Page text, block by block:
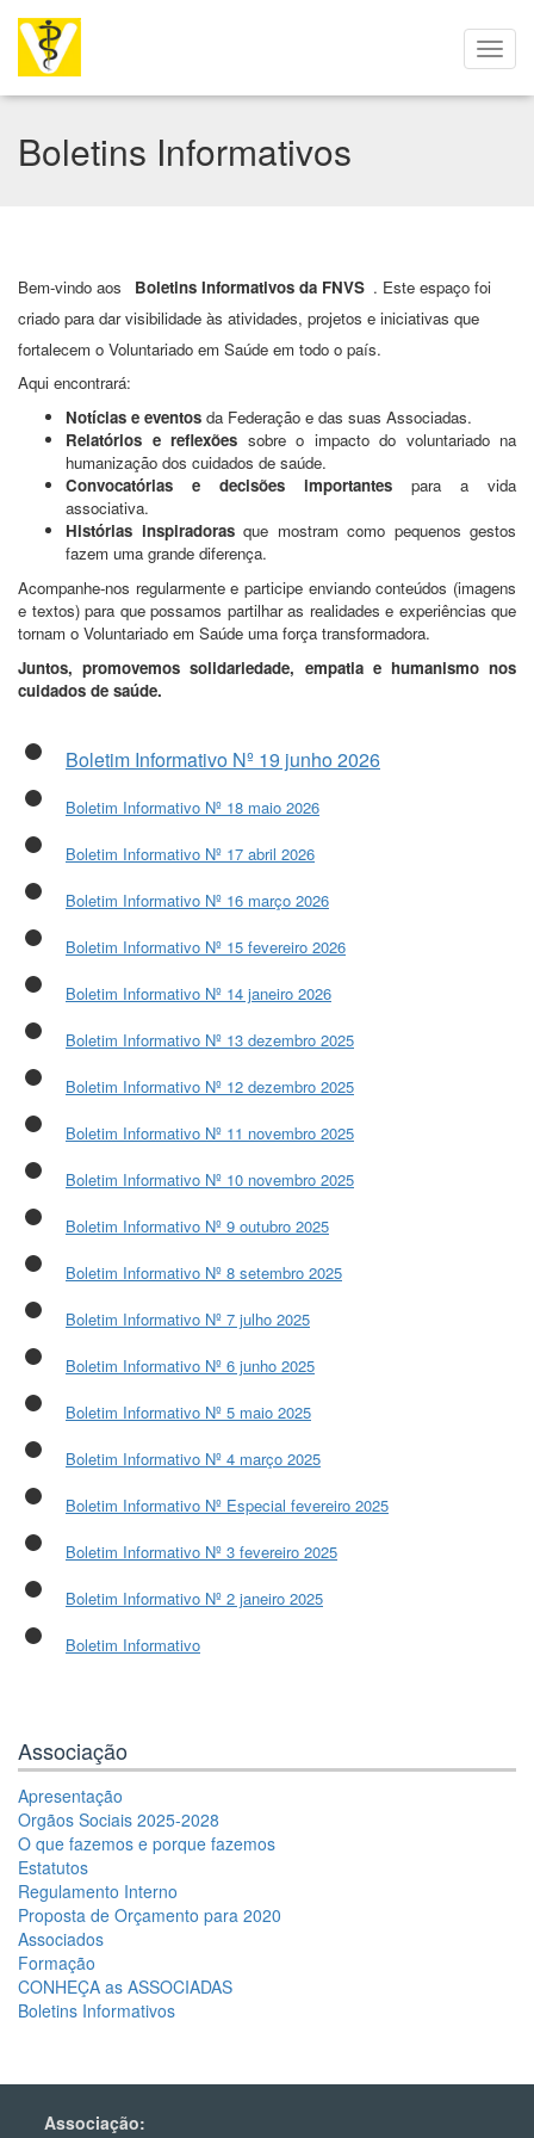
Boletins Informativos
Bem-vindo aos Boletins Informativos da FNVS . Este espaço foi
criado para dar visibilidade às atividades, projetos e iniciativas que
fortalecem o Voluntariado em Saúde em todo o país.
Aqui encontrará:
Notícias e eventos da Federação e das suas Associadas.
Relatórios e reflexões sobre o impacto do voluntariado na
humanização dos cuidados de saúde.
Convocatórias e decisões importantes para a vida
associativa.
Histórias inspiradorasque mostram como pequenos gestos
fazem uma grande diferença.
Acompanhe-nos regularmente e participe enviando conteúdos (imagens
e textos) para que possamos partilhar as realidades e experiências que
tornam o Voluntariado em Saúde uma força transformadora.
Juntos, promovemos solidariedade, empatia e humanismo nos
cuidados de saúde.
Boletim Informativo Nº 19 junho 2026
Boletim Informativo Nº 18 maio 2026
Boletim Informativo Nº 17 abril 2026
Boletim Informativo Nº 16 março 2026
Boletim Informativo Nº 15 fevereiro 2026
Boletim Informativo Nº 14 janeiro 2026
Boletim Informativo Nº 13 dezembro 2025
Boletim Informativo Nº 12 dezembro 2025
Boletim Informativo Nº 11 novembro 2025
Boletim Informativo Nº 10 novembro 2025
Boletim Informativo Nº 9 outubro 2025
Boletim Informativo Nº 8 setembro 2025
Boletim Informativo Nº 7 julho 2025
Boletim Informativo Nº 6 junho 2025
Boletim Informativo Nº 5 maio 2025
Boletim Informativo Nº 4 março 2025
Boletim Informativo Nº Especial fevereiro 2025
Boletim Informativo Nº 3 fevereiro 2025
Boletim Informativo Nº 2 janeiro 2025
Boletim Informativo
Associação
Apresentação
Orgãos Sociais 2025-2028
O que fazemos e porque fazemos
Estatutos
Regulamento Interno
Proposta de Orçamento para 2020
Associados
Formação
CONHEÇA as ASSOCIADAS
Boletins Informativos
Associação: